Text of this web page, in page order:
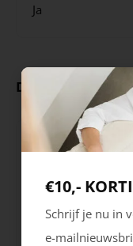
Ja
Deze producten
€10,-
Schrijf je nu in
e-